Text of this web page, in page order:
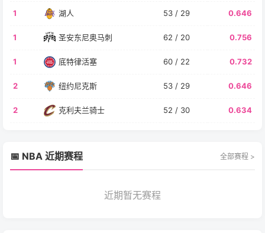
1 湖人 53 / 29 0.646
1 圣安东尼奥马刺 62 / 20 0.756
1 底特律活塞 60 / 22 0.732
2 纽约尼克斯 53 / 29 0.646
2 克利夫兰骑士 52 / 30 0.634
📅 NBA 近期赛程 全部赛程 >
近期暂无赛程